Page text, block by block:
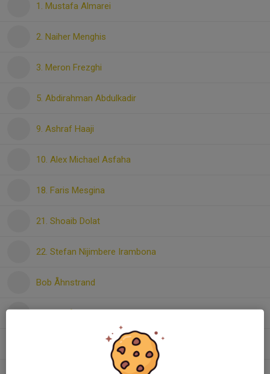
1. Mustafa Almarei
2. Naiher Menghis
3. Meron Frezghi
5. Abdirahman Abdulkadir
9. Ashraf Haaji
10. Alex Michael Asfaha
18. Faris Mesgina
21. Shoaib Dolat
22. Stefan Nijimbere Irambona
Bob Åhnstrand
Isak Söråker
Liam Östlund Johansson